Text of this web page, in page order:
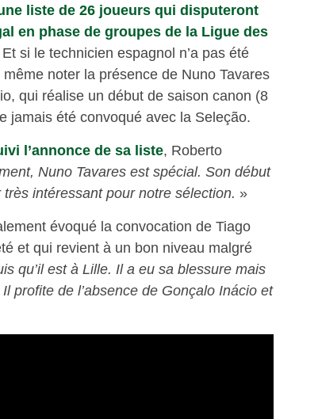
liste de 26 joueurs qui disputeront
en phase de groupes de la Ligue des
Et si le technicien espagnol n’a pas été
noter la présence de Nuno Tavares
qui réalise un début de saison canon (8
jamais été convoqué avec la Seleção.
l’annonce de sa liste, Roberto
Nuno Tavares est spécial. Son début
intéressant pour notre sélection. »
évoqué la convocation de Tiago
et qui revient à un bon niveau malgré
qu’il est à Lille. Il a eu sa blessure mais
profite de l’absence de Gonçalo Inácio et